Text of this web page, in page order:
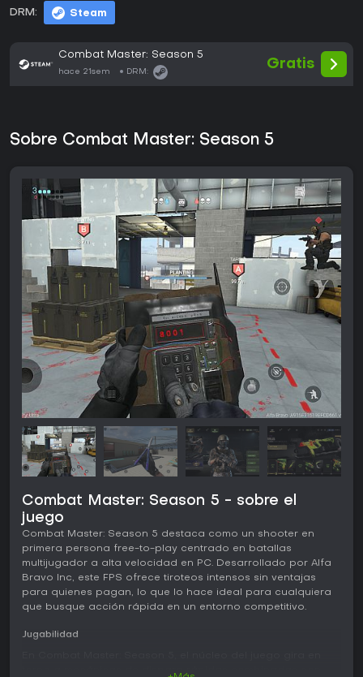
DRM: Steam
Combat Master: Season 5
hace 21sem DRM:
Gratis
Sobre Combat Master: Season 5
Combat Master: Season 5 - sobre el
juego
Combat Master: Season 5 destaca como un shooter en
primera persona free-to-play centrado en batallas
multijugador a alta velocidad en PC. Desarrollado por Alfa
Bravo Inc, este FPS ofrece tiroteos intensos sin ventajas
para quienes pagan, lo que lo hace ideal para cualquiera
que busque acción rápida en un entorno competitivo.
Jugabilidad